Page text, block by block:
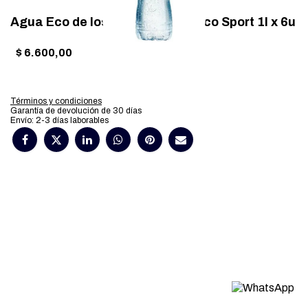
Agua Eco de los Andes One C/Pico Sport 1l x 6u
$ 6.600,00
Términos y condiciones
Garantía de devolución de 30 días
Envío: 2-3 días laborables